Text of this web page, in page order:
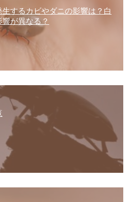
するカビやダニの影響は？白
が異なる？